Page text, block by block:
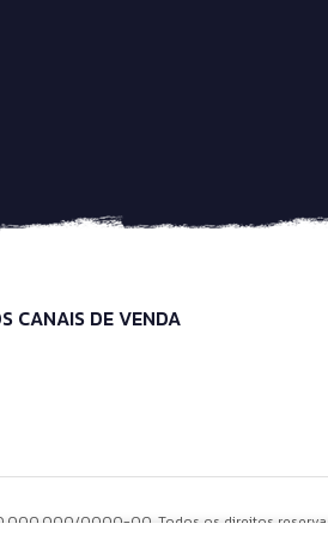
CANAIS DE VENDA
0000-00. Todos os direitos